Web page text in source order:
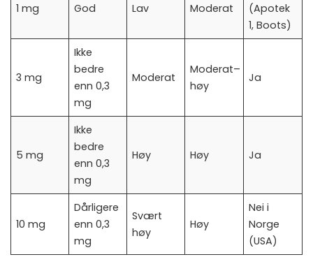
1 mg God Lav Moderat
(Apotek
1, Boots)
3 mg
Ikke
bedre
enn 0,3
mg
Moderat
Moderat–
høy
Ja
5 mg
Ikke
bedre
enn 0,3
mg
Høy Høy Ja
10 mg
Dårligere
enn 0,3
mg
Svært
høy
Høy
Nei i
Norge
(USA)